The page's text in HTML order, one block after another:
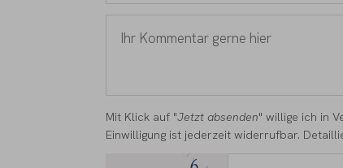
*
Kommentar
hier
*
Mit Klick auf "Jetzt absenden" willige ich in
Einwilligung ist jederzeit widerrufbar.